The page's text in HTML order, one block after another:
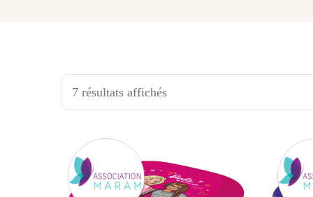
7 résultats affichés